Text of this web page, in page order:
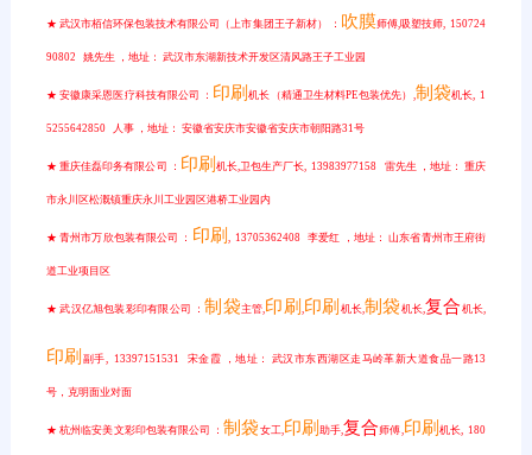
★ 武汉市栢信环保包装技术有限公司（上市集团王子新材） ： 吹膜师傅,吸塑技师, 150724
90802 姚先生 ，地址： 武汉市东湖新技术开发区清风路王子工业园
★ 安徽康采恩医疗科技有限公司 ： 印刷机长（精通卫生材料PE包装优先）,制袋机长, 1
5255642850 人事 ，地址： 安徽省安庆市安徽省安庆市朝阳路31号
★ 重庆佳磊印务有限公司 ： 印刷 机长,卫包生产厂长, 13983977158 雷先生 ，地址： 重庆
市永川区松溉镇重庆永川工业园区港桥工业园内
★ 青州市万欣包装有限公司 ： 印刷 , 13705362408 李爱红 ，地址： 山东省青州市王府街
道工业项目区
★ 武汉亿旭包装彩印有限公司 ：制袋主管,印刷 ,印刷 机长,制袋 机长,复合 机长,
印刷 副手, 13397151531 宋金霞 ，地址： 武汉市东西湖区走马岭革新大道食品一路13
号，克明面业对面
★ 杭州临安美文彩印包装有限公司 ：制袋 女工,印刷 助手,复合 师傅,印刷 机长, 180